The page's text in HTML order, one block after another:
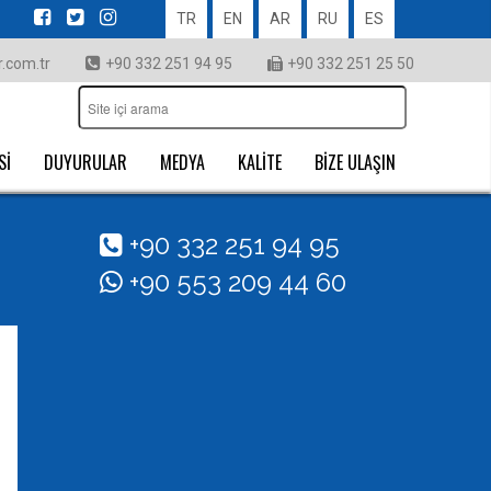
TR EN AR RU ES
+90 332 251 94 95 +90 332 251 25 50
DUYURULAR MEDYA KALİTE BİZE ULAŞIN
+90 332 251 94 95
+90 553 209 44 60